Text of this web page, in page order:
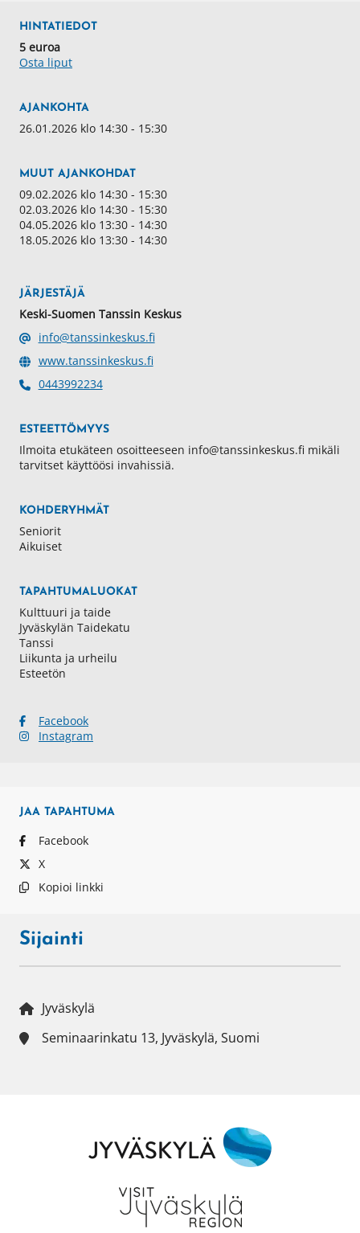
HINTATIEDOT
5 euroa
Osta liput
AJANKOHTA
26.01.2026 klo 14:30 - 15:30
MUUT AJANKOHDAT
09.02.2026 klo 14:30 - 15:30
02.03.2026 klo 14:30 - 15:30
04.05.2026 klo 13:30 - 14:30
18.05.2026 klo 13:30 - 14:30
JÄRJESTÄJÄ
Keski-Suomen Tanssin Keskus
info@tanssinkeskus.fi
www.tanssinkeskus.fi
0443992234
ESTEETTÖMYYS
Ilmoita etukäteen osoitteeseen info@tanssinkeskus.fi mikäli
tarvitset käyttöösi invahissiä.
KOHDERYHMÄT
Seniorit
Aikuiset
TAPAHTUMALUOKAT
Kulttuuri ja taide
Jyväskylän Taidekatu
Tanssi
Liikunta ja urheilu
Esteetön
Facebook
Instagram
JAA TAPAHTUMA
Facebook
X
Kopioi linkki
Sijainti
Jyväskylä
Seminaarinkatu 13, Jyväskylä, Suomi